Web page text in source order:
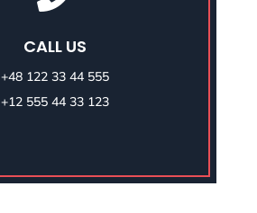
CALL US
+48 122 33 44 555
+12 555 44 33 123